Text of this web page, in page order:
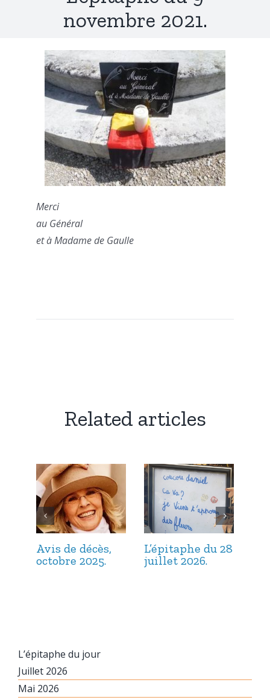
novembre 2021.
Merci
au Général
et à Madame de Gaulle
Related articles
Avis de décès,
octobre 2025.
L’épitaphe du 28
juillet 2026.
L’épitaphe du jour
Juillet 2026
Mai 2026